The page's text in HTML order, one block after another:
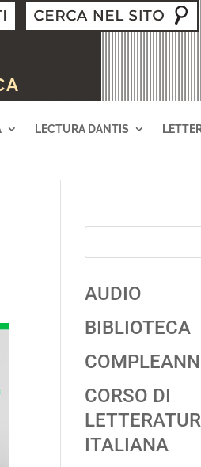
LECTURA DANTIS
AUDIO
BIBLIOTECA
CORSO DI
ITALIANA